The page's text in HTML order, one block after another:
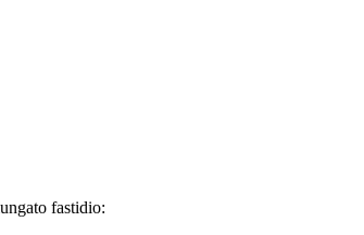
fastidio: